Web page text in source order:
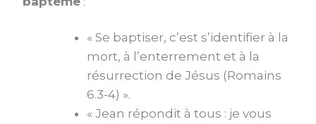
« Se baptiser, c’est s’identifier à la
mort, à l’enterrement et à la
résurrection de Jésus (Romains
6.3-4) ».
« Jean répondit à tous : je vous